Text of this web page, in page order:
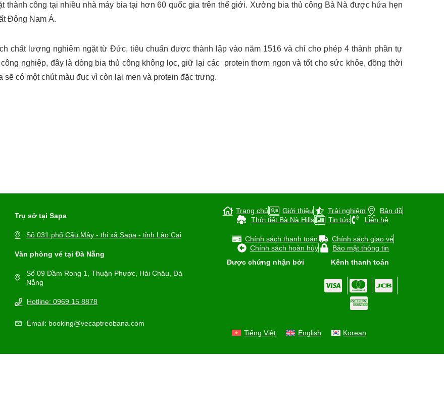
công tại nhiều nhà máy bia tại hơn 60 quốc gia trên thế giới. Xưởng bia thủ công Bà Nà được hứa hẹn
Đông Nam Á.
chất lượng nghiêm ngặt từ Đức, tiêu chuẩn được thành lập vào năm 1516 và chỉ cho phép 4 thành phần tự
nghiệp, đây là dòng bia thủ công không lọc, giữ lại các protein thơm ngon và tốt cho sức khỏe, đồng thời
có một chút màu đuc vì còn lại men và protein đặc trưng.
Trụ sở tại Sapa
Số 031 phố Cầu Mây - thị xã Sapa - tỉnh Lào Cai
Văn phòng vé tại Đà Nẵng
Số 09 Đầm Rong 1, Thuận Phước, Hải Châu, Đà
Nẵng
Hotline: 0969 15 8878
Email: booking@vecaptreobana.com
Trang chủ Giới thiệu Trải nghiệm
Bản đồ
Thời tiết Bà Nà Hills
Tin tức Liên hệ
Chính sách thanh toán
Chính sách giao vé
Chính sách hoàn hủy
Bảo mật thông tin
Được chứng nhận bởi
Kênh thanh toán
Tiếng Việt English Korean